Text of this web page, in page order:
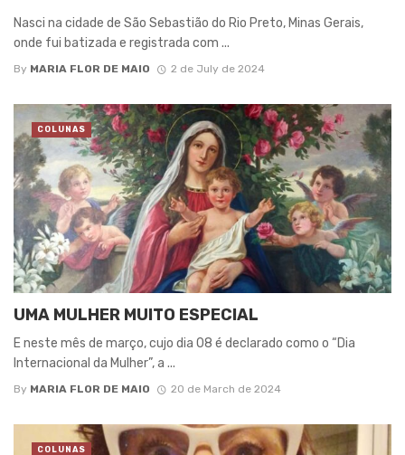
Nasci na cidade de São Sebastião do Rio Preto, Minas Gerais,
onde fui batizada e registrada com ...
By MARIA FLOR DE MAIO 2 de July de 2024
UMA MULHER MUITO ESPECIAL
E neste mês de março, cujo dia 08 é declarado como o “Dia
Internacional da Mulher”, a ...
By MARIA FLOR DE MAIO 20 de March de 2024
COLUNAS
COLUNAS